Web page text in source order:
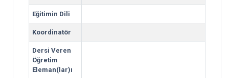
Eğitimin Dili
Koordinatör
Dersi Veren
Öğretim
Eleman(lar)ı